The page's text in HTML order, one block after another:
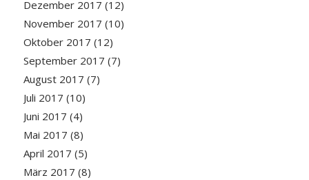
Dezember 2017 (12)
November 2017 (10)
Oktober 2017 (12)
September 2017 (7)
August 2017 (7)
Juli 2017 (10)
Juni 2017 (4)
Mai 2017 (8)
April 2017 (5)
März 2017 (8)